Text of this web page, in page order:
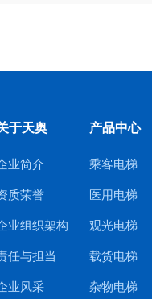
于天奥
业简介
质荣誉
业组织架构
任与担当
业风采
产品中心
乘客电梯
医用电梯
观光电梯
载货电梯
杂物电梯